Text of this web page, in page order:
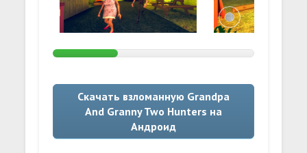
Скачать взломанную Grandpa
And Granny Two Hunters на
Андроид